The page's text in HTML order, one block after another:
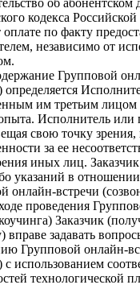
об абонентском
кодекса
по факту
независимо от
Групповой
определяется
им третьим лицом
Исполнитель или
свою точку зрения,
за ее
иных лиц.
указаний в
онлайн-встречи
проведения
Заказчик
вправе задавать
Групповой онлайн-
с использованием
технологической